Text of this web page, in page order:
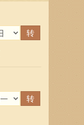
转
转